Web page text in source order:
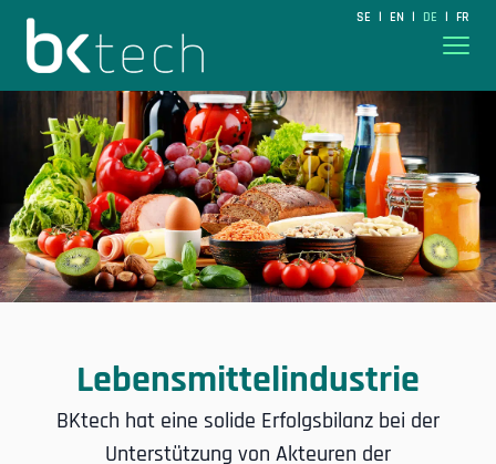
BKtech SE | EN | DE | FR
Lebensmittelindustrie
BKtech hat eine solide Erfolgsbilanz bei der
Unterstützung von Akteuren der